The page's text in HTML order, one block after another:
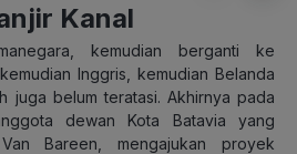
Kanal
kemudian berganti ke
Inggris, kemudian Belanda
juga belum teratasi. Akhirnya pada
dewan Kota Batavia yang
Bareen, mengajukan proyek